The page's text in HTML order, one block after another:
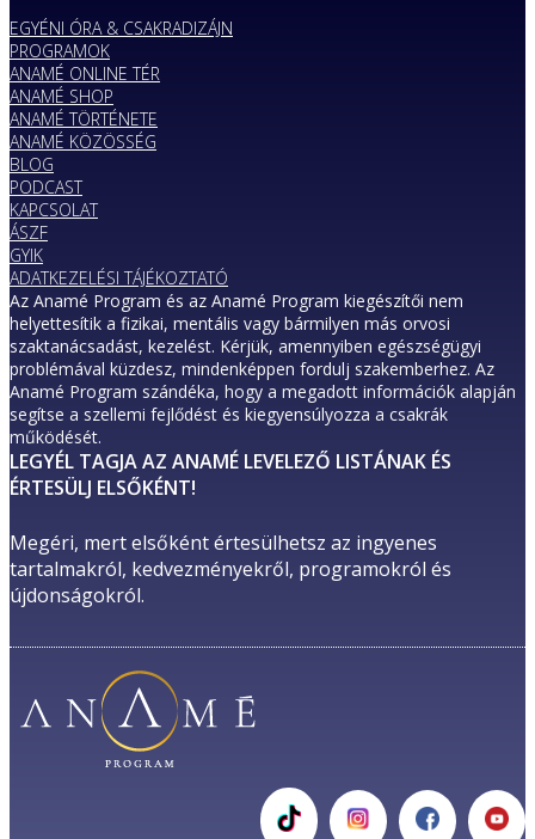
EGYÉNI ÓRA & CSAKRADIZÁJN
PROGRAMOK
ANAMÉ ONLINE TÉR
ANAMÉ SHOP
ANAMÉ TÖRTÉNETE
ANAMÉ KÖZÖSSÉG
BLOG
PODCAST
KAPCSOLAT
ÁSZF
GYIK
ADATKEZELÉSI TÁJÉKOZTATÓ
Az Anamé Program és az Anamé Program kiegészítői nem
helyettesítik a fizikai, mentális vagy bármilyen más orvosi
szaktanácsadást, kezelést. Kérjük, amennyiben egészségügyi
problémával küzdesz, mindenképpen fordulj szakemberhez. Az
Anamé Program szándéka, hogy a megadott információk alapján
segítse a szellemi fejlődést és kiegyensúlyozza a csakrák
működését.
LEGYÉL TAGJA AZ ANAMÉ LEVELEZŐ LISTÁNAK ÉS
ÉRTESÜLJ ELSŐKÉNT!
Megéri, mert elsőként értesülhetsz az ingyenes
tartalmakról, kedvezményekről, programokról és
újdonságokról.